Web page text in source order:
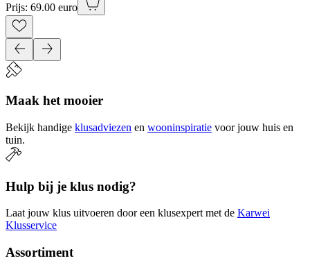
Prijs: 69.00 euro
Maak het mooier
Bekijk handige klusadviezen en wooninspiratie voor jouw huis en
tuin.
Hulp bij je klus nodig?
Laat jouw klus uitvoeren door een klusexpert met de Karwei
Klusservice
Assortiment